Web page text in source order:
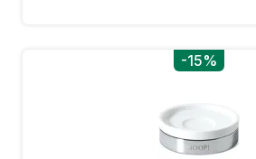
-15%